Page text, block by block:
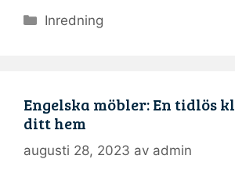
Kategorier
Inredning
Engelska möbler: En tidlös
ditt hem
augusti 28, 2023 av admin